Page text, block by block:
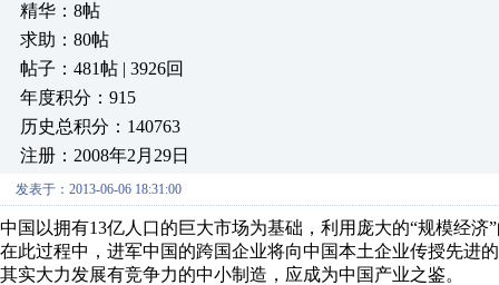
精华：8帖
求助：80帖
帖子：481帖 | 3926回
年度积分：915
历史总积分：140763
注册：2008年2月29日
发表于：2013-06-06 18:31:00
中国以拥有13亿人口的巨大市场为基础，利用庞大的“规模经
在此过程中，进军中国的跨国企业将向中国本土企业传授先进
其实大力发展有竞争力的中小制造，应成为中国产业之鉴。